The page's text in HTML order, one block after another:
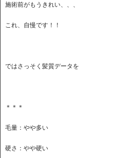
施術前がもうきれい、、、
これ、自慢です！！
ではさっそく髪質データを
＊＊＊
毛量：やや多い
硬さ：やや硬い